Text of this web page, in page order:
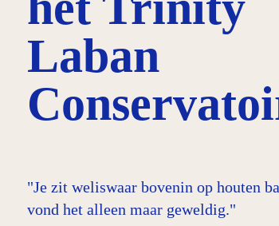
Laban
"Je zit weliswaar bovenin op houten
vond het alleen maar geweldig."